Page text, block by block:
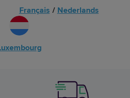
Français / Nederlands